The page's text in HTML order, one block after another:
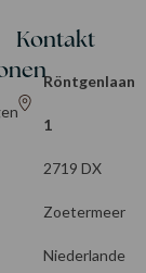
Kontakt
Röntgenlaan
1
2719 DX
Zoetermeer
Niederlande